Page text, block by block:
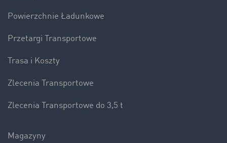
Powierzchnie Ładunkowe
Przetargi Transportowe
Trasa i Koszty
Zlecenia Transportowe
Zlecenia Transportowe do 3,5 t
Magazyny